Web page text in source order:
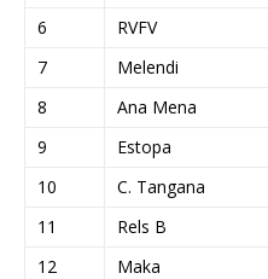
6
RVFV
7
Melendi
8
Ana Mena
9
Estopa
10
C. Tangana
11
Rels B
12
Maka